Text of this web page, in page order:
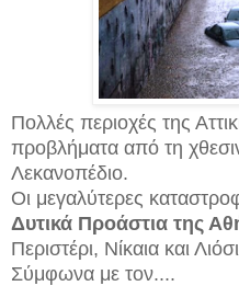
Πολλές περιοχές της
προβλήματα από τη
Λεκανοπέδιο.
Οι μεγαλύτερες
Δυτικά Προάστια της
Περιστέρι, Νίκαια και
Σύμφωνα με τον....